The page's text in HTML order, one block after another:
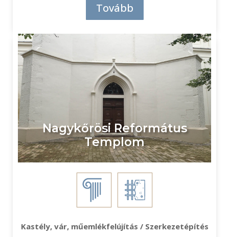
Tovább
Nagykőrösi Református
Templom
Kastély, vár, műemlékfelújítás / Szerkezetépítés